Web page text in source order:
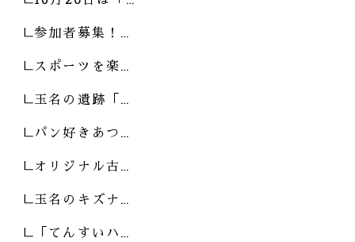
参加者募集！…
スポーツを楽…
玉名の遺跡「…
パン好きあつ…
オリジナル古…
玉名のキズナ…
「てんすいハ…